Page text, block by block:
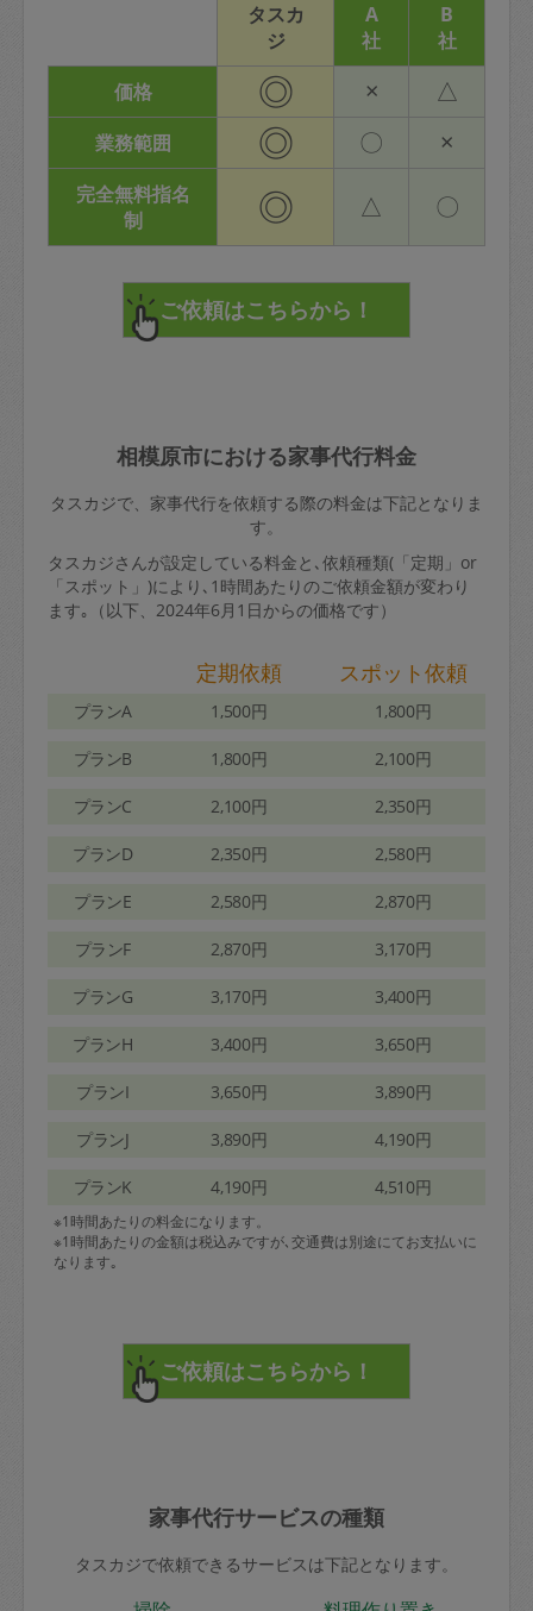
タスカ
ジ
A
社
B
社
価格
◎ × △
業務範囲 ◎ 〇 ×
完全無料指名
制
◎ △ 〇
相模原市における家事代行料金
タスカジで、家事代行を依頼する際の料金は下記となりま
す。
タスカジさんが設定している料金と､依頼種類(「定期」or
「スポット」)により､1時間あたりのご依頼金額が変わり
ます｡（以下、2024年6月1日からの価格です）
定期依頼 スポット依頼
プランA 1,500円 1,800円
プランB 1,800円 2,100円
プランC 2,100円 2,350円
プランD 2,350円 2,580円
プランE 2,580円 2,870円
プランF 2,870円 3,170円
プランG 3,170円 3,400円
プランH 3,400円 3,650円
プランI 3,650円 3,890円
プランJ 3,890円 4,190円
プランK 4,190円 4,510円
※1時間あたりの料金になります。
※1時間あたりの金額は税込みですが､交通費は別途にてお支払いに
なります｡
家事代行サービスの種類
タスカジで依頼できるサービスは下記となります。